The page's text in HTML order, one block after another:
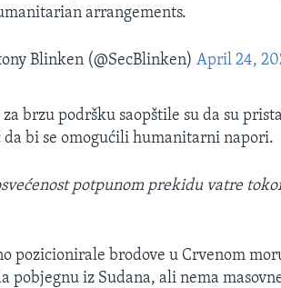
arrangements.
Blinken (@SecBlinken)April 24,
za brzu podršku saopštile su da su
da bi se omogućili humanitarni napori.
potpunom prekidu vatre
pozicionirale brodove u Crvenom
pobjegnu iz Sudana, ali nema